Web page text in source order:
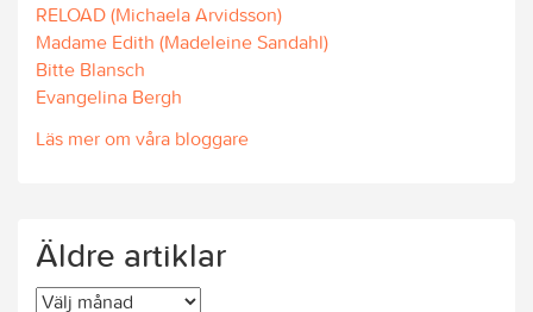
RELOAD (Michaela Arvidsson)
Madame Edith (Madeleine Sandahl)
Bitte Blansch
Evangelina Bergh
Läs mer om våra bloggare
Äldre artiklar
Äldre